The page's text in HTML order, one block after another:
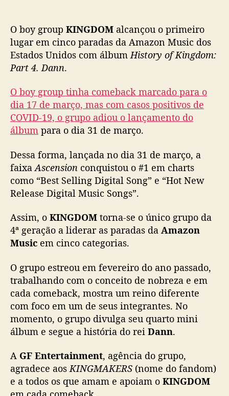
s
p
r
a
s
m
i
i
a
A
z
o
n
M
u
s
i
d
o
s
O boy group KINGDOM alcançou o primeiro
lugar em cinco paradas da Amazon Music dos
Estados Unidos com álbumHistory of Kingdom:
Part 4. Dann.
O boy group tinha comeback marcado para o
dia 17 de março, mas com casos positivos de
COVID-19, o grupo adiou o lançamento do
álbum para o dia 31 de março.
Dessa forma, lançada no dia 31 de março, a
faixaAscension conquistou o #1 em charts
como “Best Selling Digital Song” e “Hot New
Release Digital Music Songs”.
Assim, o KINGDOM torna-se o único grupo da
4ª geração a liderar as paradas da Amazon
Music em cinco categorias.
O grupo estreou em fevereiro do ano passado,
trabalhando com o conceito de nobreza e em
cada comeback, mostra um reino diferente
com foco em um de seus integrantes. No
momento, o grupo divulga seu quarto mini
álbum e segue a história do rei Dann.
A GF Entertainment, agência do grupo,
agradece aosKINGMAKERS (nome do fandom)
e a todos os que amam e apoiam o KINGDOM